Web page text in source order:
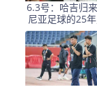
6.3号：哈吉归
尼亚足球的25
解么？